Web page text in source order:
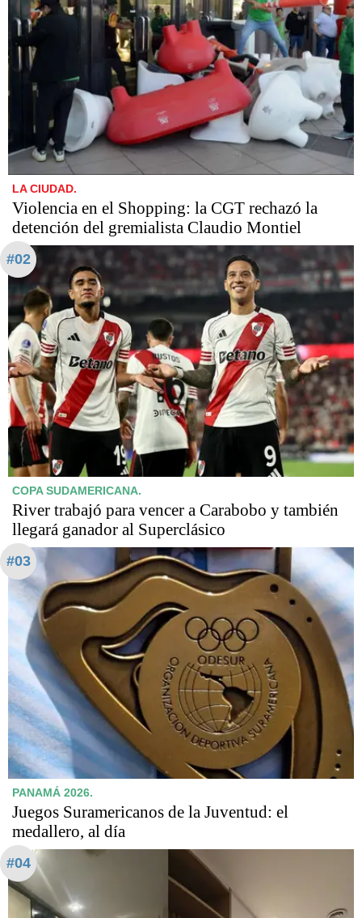
LA CIUDAD.
Violencia en el Shopping: la CGT rechazó la
detención del gremialista Claudio Montiel
#02
COPA SUDAMERICANA.
River trabajó para vencer a Carabobo y también
llegará ganador al Superclásico
#03
PANAMÁ 2026.
Juegos Suramericanos de la Juventud: el
medallero, al día
#04